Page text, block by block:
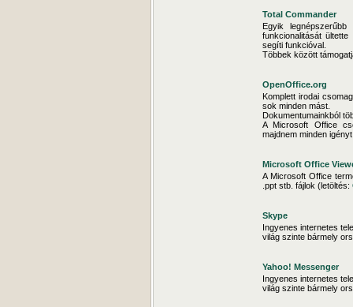
Total Commander
Egyik
funkcionalitását
segíti funkcióval.
Többek között
OpenOffice.org
Komplett irodai
sok minden mást.
Dokumentumainkból
A Microsoft Office
majdnem minden
Microsoft Office
A Microsoft Office
.ppt stb. fájlok (letöltés:
Skype
Ingyenes internetes
világ szinte bármely
Yahoo! Messenger
Ingyenes internetes
világ szinte bármely